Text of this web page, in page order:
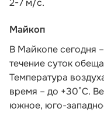
Майкоп
В Майкопе сегодня
течение суток
Температура
время – до +30°С.
южное, юго-